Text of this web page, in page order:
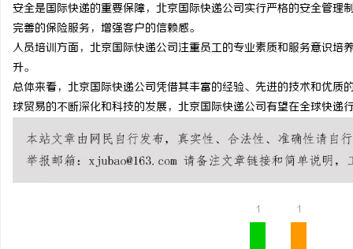
安全是国际快递的重要保障，北京国际快递公司实行严格的安全管
完善的保险服务，增强客户的信赖感。
人员培训方面，北京国际快递公司注重员工的专业素质和服务意识
升。
总体来看，北京国际快递公司凭借其丰富的经验、先进的技术和优
球贸易的不断深化和科技的发展，北京国际快递公司有望在全球快
1 1
汉配眼镜 上海配眼镜 揭秘成都私家侦探：专